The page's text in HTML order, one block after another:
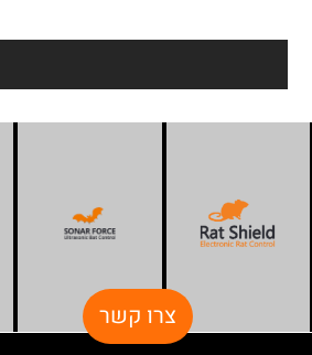
צרו קשר